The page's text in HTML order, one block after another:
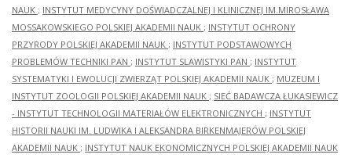
NAUK ; INSTYTUT MEDYCYNY DOŚWIADCZALNEJ I KLINICZNEJ IM.MIROSŁAWA
MOSSAKOWSKIEGO POLSKIEJ AKADEMII NAUK ; INSTYTUT OCHRONY
PRZYRODY POLSKIEJ AKADEMII NAUK ; INSTYTUT PODSTAWOWYCH
PROBLEMÓW TECHNIKI PAN ; INSTYTUT SLAWISTYKI PAN ; INSTYTUT
SYSTEMATYKI I EWOLUCJI ZWIERZĄT POLSKIEJ AKADEMII NAUK ; MUZEUM I
INSTYTUT ZOOLOGII POLSKIEJ AKADEMII NAUK ; SIEĆ BADAWCZA ŁUKASIEWICZ
- INSTYTUT TECHNOLOGII MATERIAŁÓW ELEKTRONICZNYCH ; INSTYTUT
HISTORII NAUKI IM. LUDWIKA I ALEKSANDRA BIRKENMAJERÓW POLSKIEJ
AKADEMII NAUK ; INSTYTUT NAUK EKONOMICZNYCH POLSKIEJ AKADEMII NAUK